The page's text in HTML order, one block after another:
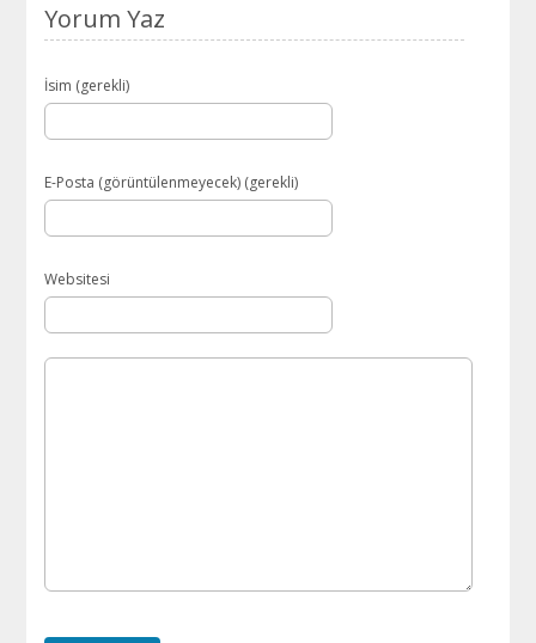
Yorum Yaz
İsim (gerekli)
E-Posta (görüntülenmeyecek) (gerekli)
Websitesi